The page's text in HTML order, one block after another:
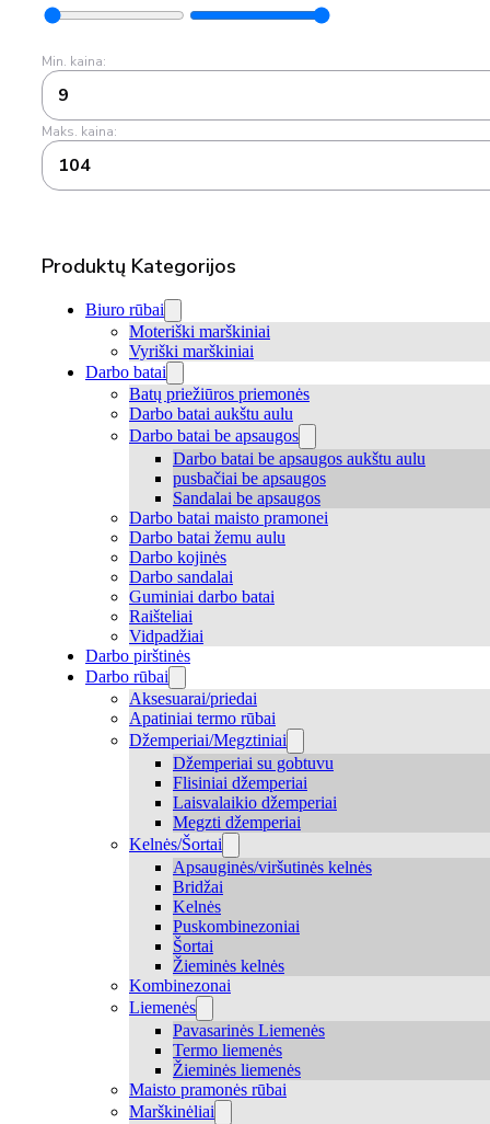
Min. kaina:
9
Maks. kaina:
104
Produktų Kategorijos
Biuro rūbai
Moteriški marškiniai
Vyriški marškiniai
Darbo batai
Batų priežiūros priemonės
Darbo batai aukštu aulu
Darbo batai be apsaugos
Darbo batai be apsaugos aukštu aulu
pusbačiai be apsaugos
Sandalai be apsaugos
Darbo batai maisto pramonei
Darbo batai žemu aulu
Darbo kojinės
Darbo sandalai
Guminiai darbo batai
Raišteliai
Vidpadžiai
Darbo pirštinės
Darbo rūbai
Aksesuarai/priedai
Apatiniai termo rūbai
Džemperiai/Megztiniai
Džemperiai su gobtuvu
Flisiniai džemperiai
Laisvalaikio džemperiai
Megzti džemperiai
Kelnės/Šortai
Apsauginės/viršutinės kelnės
Bridžai
Kelnės
Puskombinezoniai
Šortai
Žieminės kelnės
Kombinezonai
Liemenės
Pavasarinės Liemenės
Termo liemenės
Žieminės liemenės
Maisto pramonės rūbai
Marškinėliai